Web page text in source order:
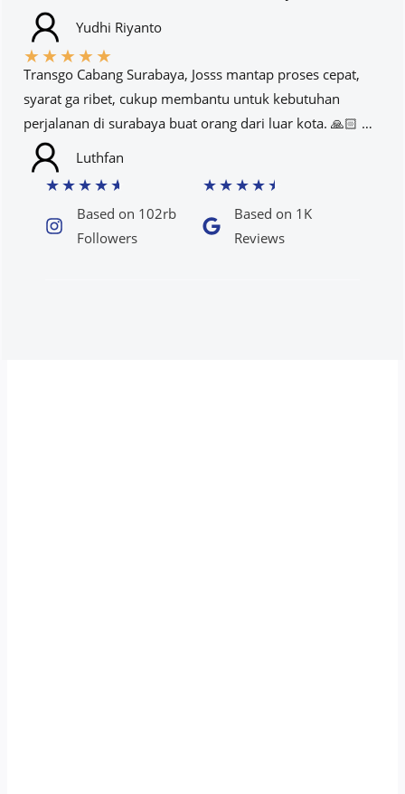
Yudhi Riyanto
★★★★★
Transgo Cabang Surabaya, Josss mantap proses cepat,
syarat ga ribet, cukup membantu untuk kebutuhan
perjalanan di surabaya buat orang dari luar kota. 🙏🏻 …
Luthfan
★★★★★
Based on 102rb
Followers​
★★★★★
Based on 1K
Reviews​